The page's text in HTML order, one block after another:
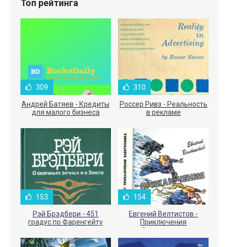
Топ рейтинга
309
Андрей Батяев - Кредиты
для малого бизнеса
310
Россер Ривз - Реальность
в рекламе
153
Рэй Брэдбери - 451
градус по Фаренгейту
154
Евгений Велтистов -
Приключения
Электроника